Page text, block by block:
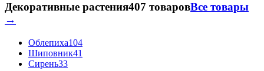
Декоративные растения407 товаровВсе товары
→
Облепиха104
Шиповник41
Сирень33